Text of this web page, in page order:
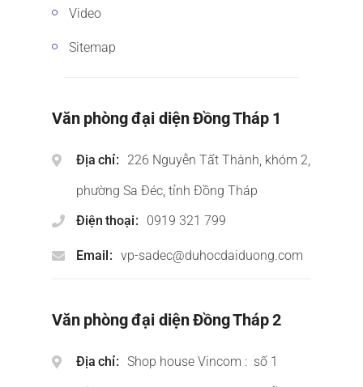
Video
Sitemap
Văn phòng đại diện Đồng Tháp 1
Địa chỉ
226 Nguyễn Tất Thành, khóm 2,
phường Sa Đéc, tỉnh Đồng Tháp
Điện thoại
0919 321 799
Email vp-sadec@duhocdaiduong.com
Văn phòng đại diện Đồng Tháp 2
Địa chỉ
Shop house Vincom : số 1